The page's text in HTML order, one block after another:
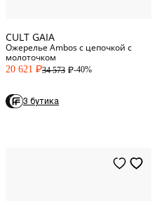
CULT GAIA
Ожерелье Ambos с цепочкой с
молоточком
20 621 P34 573 P-40%
3 бутика